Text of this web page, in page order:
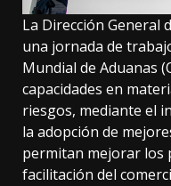
La Dirección General
una jornada de
Mundial de Aduanas
capacidades en
riesgos, mediante el
la adopción de
permitan mejorar los
facilitación del